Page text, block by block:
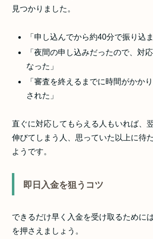
見つかりました。
「申し込んでから約40分で振り込
「夜間の申し込みだったので、対
なった」
「審査を終えるまでに時間がかか
された」
直ぐに対応してもらえる人もいれば、
伸びてしまう人、思っていた以上に待
ようです。
即日入金を狙うコツ
できるだけ早く入金を受け取るために
を押さえましょう。